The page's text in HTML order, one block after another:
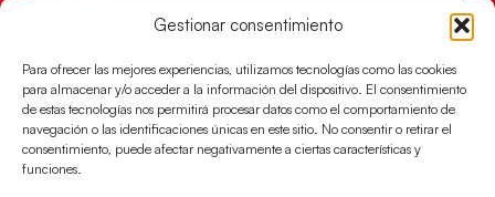
Gestionar consentimiento
Para ofrecer las mejores experiencias, utilizamos tecnologías como las cookies
para almacenar y/o acceder a la información del dispositivo. El consentimiento
de estas tecnologías nos permitirá procesar datos como el comportamiento de
navegación o las identificaciones únicas en este sitio. No consentir o retirar el
consentimiento, puede afectar negativamente a ciertas características y
funciones.